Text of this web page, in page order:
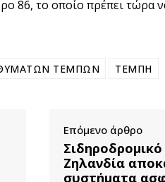
το οποίο πρέπει τώρα
ΤΕΜΠΩΝ ΤΕΜΠΗ
Επόμενο άρθρο
Ζηλανδία
συστήματα